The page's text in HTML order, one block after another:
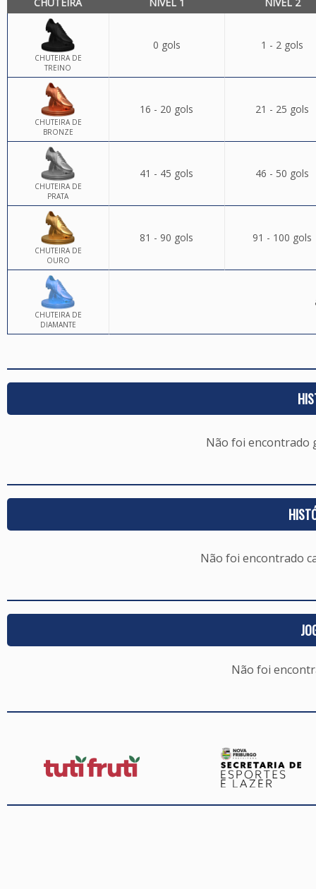
CHUTEIRA DE
TREINO
0 gols 1 - 2 gols
CHUTEIRA DE
BRONZE
16 - 20 gols 21 - 25 gols
CHUTEIRA DE
PRATA
41 - 45 gols 46 - 50 gols
CHUTEIRA DE
OURO
81 - 90 gols 91 - 100 gols
CHUTEIRA DE
DIAMANTE
Não foi encontrado
Não foi encontrado
Não foi